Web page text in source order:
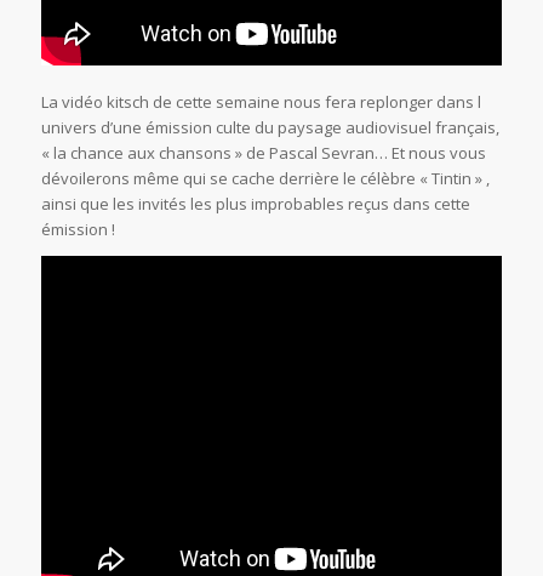
La vidéo kitsch de cette semaine nous fera replonger dans l
univers d’une émission culte du paysage audiovisuel français,
« la chance aux chansons » de Pascal Sevran… Et nous vous
dévoilerons même qui se cache derrière le célèbre « Tintin » ,
ainsi que les invités les plus improbables reçus dans cette
émission !